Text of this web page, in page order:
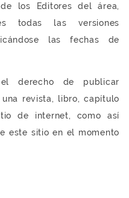
los Editores del área,
todas las versiones
las fechas de
derecho de publicar
revista, libro, capítulo
de internet, como así
este sitio en el momento